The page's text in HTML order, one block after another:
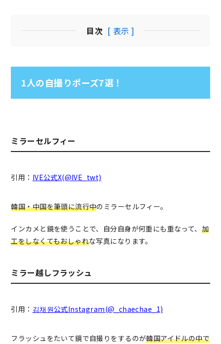
目次 [ 表示 ]
1人の自撮りポーズ7選！
ミラーセルフィー
引用： IVE公式X(@IVE_twt)
韓国・中国を筆頭に流行中のミラーセルフィー。
インカメと鏡を使うことで、自分自身が何重にも重なって、 加
工をしなくてもおしゃれな写真になります。
ミラー越しフラッシュ
引用： 김채원公式Instagram(@_chaechae_1)
フラッシュをたいて鏡で自撮りをするのが韓国アイドルの中で